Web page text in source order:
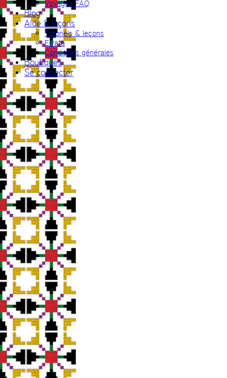
Voyages FAQ
Blog
Aide & leçons
Tutoriels & leçons
Errata
Conditions générales
Boutiques
Se connecter